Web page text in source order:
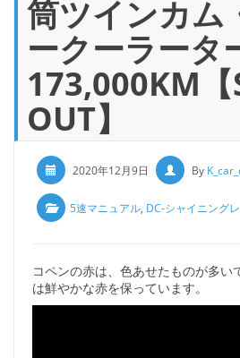
筒ツインカム
ークーラータ
173,000KM【
OUT】
2020年12月9日 By
5速マニュアル, DC-シャイニング
コペンの赤は、色あせたものが多い
は鮮やかな赤を保っています。